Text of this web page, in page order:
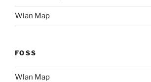
Wlan Map
FOSS
Wlan Map